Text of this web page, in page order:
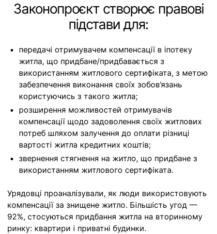
Законопроєкт створює правові
підстави для:
передачі отримувачем компенсації в іпотеку
житла, що придбане/придбавається з
використанням житлового сертифіката, з метою
забезпечення виконання своїх зобов’язань
користуючись з такого житла;
розширення можливостей отримувачів
компенсації щодо задоволення своїх житлових
потреб шляхом залучення до оплати різниці
вартості житла кредитних коштів;
звернення стягнення на житло, що придбане з
використанням житлового сертифіката.
Урядовці проаналізували, як люди використовують
компенсації за знищене житло. Більшість угод —
92%, стосуються придбання житла на вторинному
ринку: квартири і приватні будинки.